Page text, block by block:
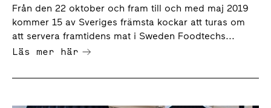
Från den 22 oktober och fram till och med maj 2019
kommer 15 av Sveriges främsta kockar att turas om
att servera framtidens mat i Sweden Foodtechs...
Läs mer här